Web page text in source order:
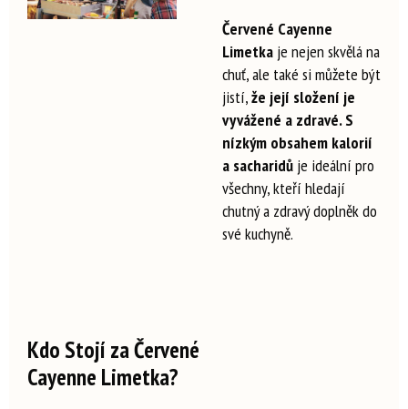
Červené Cayenne
Limetka je nejen skvělá na
chuť, ale také si můžete být
jistí,že její složení je
vyvážené a zdravé.S
nízkým obsahem kalorií
a sacharidů je ideální pro
všechny, kteří hledají
chutný a zdravý doplněk do
své kuchyně.
Kdo Stojí za Červené
Cayenne Limetka?